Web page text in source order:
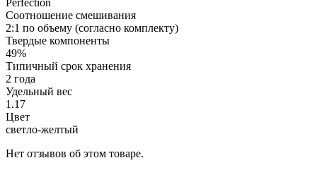
Соотношение смешивания
2:1 по объему (согласно комплекту)
Твердые компоненты
49%
Типичный срок хранения
2 года
Удельный вес
1.17
Цвет
светло-желтый
Нет отзывов об этом товаре.